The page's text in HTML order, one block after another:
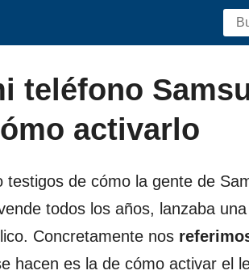
teléfono
activarlo
de cómo la gente de
todos los años, lanzaba
Concretamente nos
hacen es la de cómo activar el